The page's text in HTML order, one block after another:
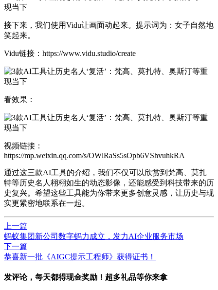
接下来，我们使用Vidu让画面动起来。提示词为：女子自然地
笑起来。
Vidu链接：https://www.vidu.studio/create
看效果：
视频链接：
https://mp.weixin.qq.com/s/OWlRaSs5sOpb6VShvuhkRA
通过这三款AI工具的介绍，我们不仅可以欣赏到梵高、莫扎
特等历史名人栩栩如生的动态影像，还能感受到科技带来的历
史复兴。希望这些工具能为你带来更多创意灵感，让历史与现
实更紧密地联系在一起。
上一篇
蚂蚁集团新公司数字蚂力成立，发力AI企业服务市场
下一篇
恭喜新一批《AIGC提示工程师》获得证书！
发评论，每天都得现金奖励！超多礼品等你来拿